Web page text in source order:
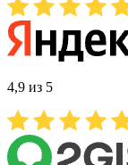
4,9 из 5